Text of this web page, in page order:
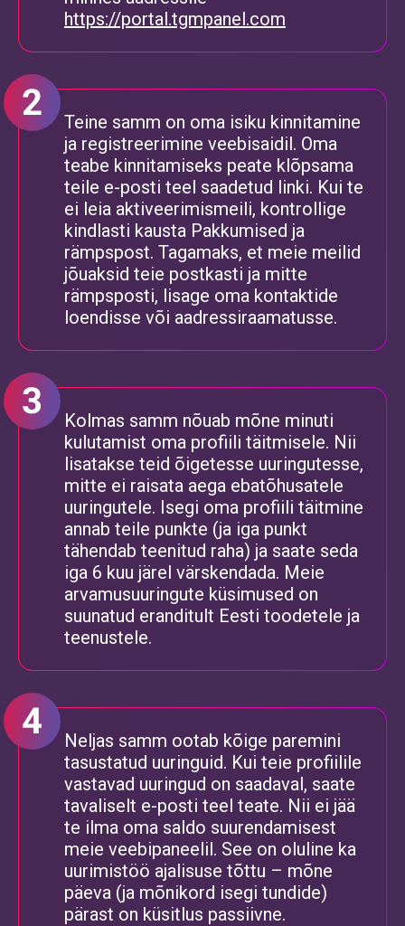
https://portal.tgmpanel.com
Teine samm on oma isiku kinnitamine
ja registreerimine veebisaidil. Oma
teabe kinnitamiseks peate klõpsama
teile e-posti teel saadetud linki. Kui te
ei leia aktiveerimismeili, kontrollige
kindlasti kausta Pakkumised ja
rämpspost. Tagamaks, et meie meilid
jõuaksid teie postkasti ja mitte
rämpsposti, lisage oma kontaktide
loendisse või aadressiraamatusse.
Kolmas samm nõuab mõne minuti
kulutamist oma profiili täitmisele. Nii
lisatakse teid õigetesse uuringutesse,
mitte ei raisata aega ebatõhusatele
uuringutele. Isegi oma profiili täitmine
annab teile punkte (ja iga punkt
tähendab teenitud raha) ja saate seda
iga 6 kuu järel värskendada. Meie
arvamusuuringute küsimused on
suunatud eranditult Eesti toodetele ja
teenustele.
Neljas samm ootab kõige paremini
tasustatud uuringuid. Kui teie profiilile
vastavad uuringud on saadaval, saate
tavaliselt e-posti teel teate. Nii ei jää
te ilma oma saldo suurendamisest
meie veebipaneelil. See on oluline ka
uurimistöö ajalisuse tõttu – mõne
päeva (ja mõnikord isegi tundide)
pärast on küsitlus passiivne.